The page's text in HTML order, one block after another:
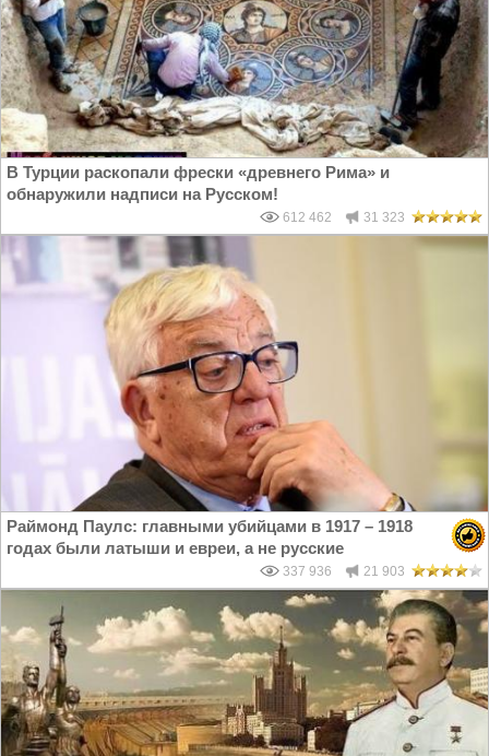
В Турции раскопали фрески «древнего Рима» и
обнаружили надписи на Русском!
612 462 31 323
Раймонд Паулс: главными убийцами в 1917 – 1918
годах были латыши и евреи, а не русские
337 936 21 903